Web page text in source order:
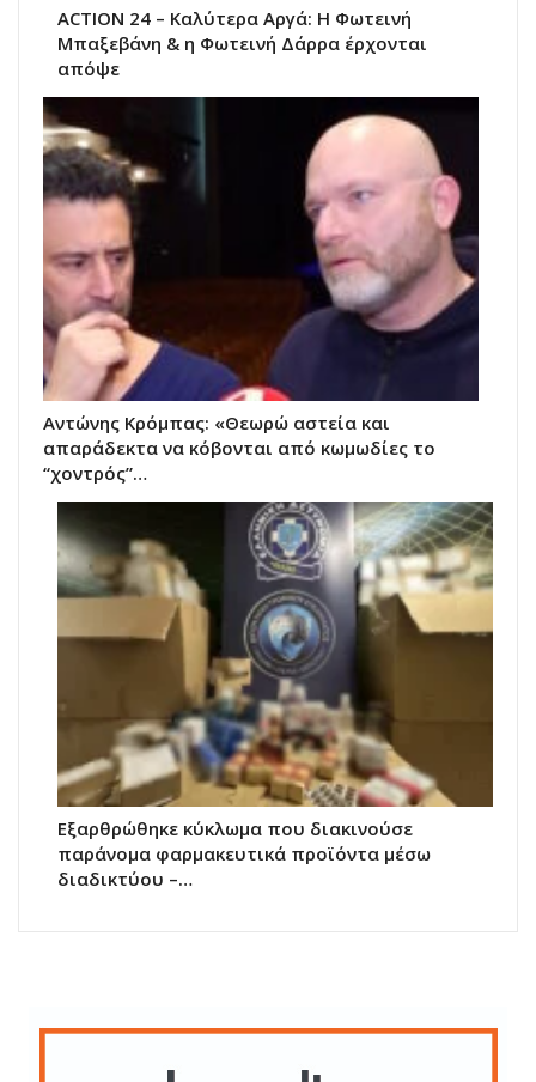
ACTION 24 – Καλύτερα Αργά: Η Φωτεινή
Μπαξεβάνη & η Φωτεινή Δάρρα έρχονται
απόψε
Αντώνης Κρόμπας: «Θεωρώ αστεία και
απαράδεκτα να κόβονται από κωμωδίες το
“χοντρός”…
Εξαρθρώθηκε κύκλωμα που διακινούσε
παράνομα φαρμακευτικά προϊόντα μέσω
διαδικτύου –…